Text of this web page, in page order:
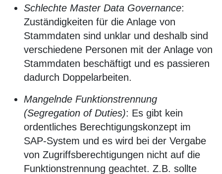
Schlechte Master Data Governance:
Zuständigkeiten für die Anlage von
Stammdaten sind unklar und deshalb sind
verschiedene Personen mit der Anlage von
Stammdaten beschäftigt und es passieren
dadurch Doppelarbeiten.
Mangelnde Funktionstrennung
(Segregation of Duties): Es gibt kein
ordentliches Berechtigungskonzept im
SAP-System und es wird bei der Vergabe
von Zugriffsberechtigungen nicht auf die
Funktionstrennung geachtet. Z.B. sollte